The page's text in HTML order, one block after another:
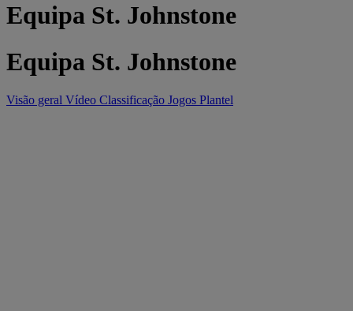
Equipa St. Johnstone
Equipa St. Johnstone
Visão geral Vídeo Classificação Jogos Plantel